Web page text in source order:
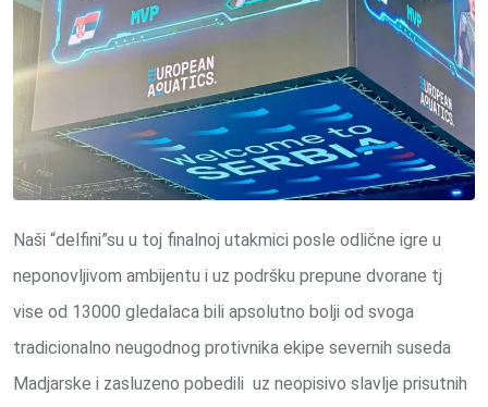
Naši “delfini”su u toj finalnoj utakmici posle odlične igre u
neponovljivom ambijentu i uz podršku prepune dvorane tj
vise od 13000 gledalaca bili apsolutno bolji od svoga
tradicionalno neugodnog protivnika ekipe severnih suseda
Madjarske i zasluzeno pobedili uz neopisivo slavlje prisutnih